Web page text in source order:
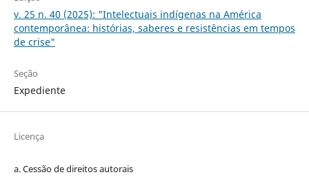
v. 25 n. 40 (2025): "Intelectuais indígenas na América
contemporânea: histórias, saberes e resistências em tempos
de crise"
Seção
Expediente
Licença
a. Cessão dedireitosautorais